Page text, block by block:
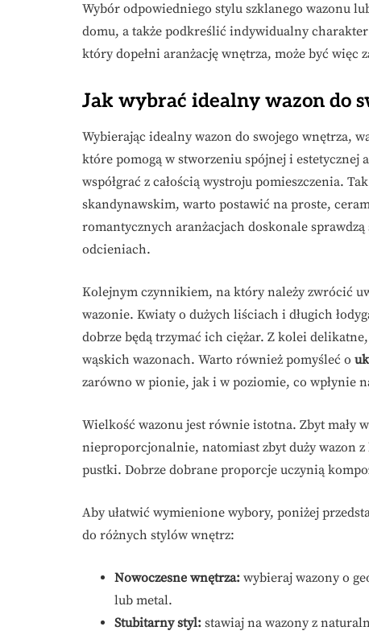
Wybór odpowiedniego stylu szklanego wazonu
domu, a także podkreślić indywidualny
który dopełni aranżację wnętrza, może być
Jak wybrać idealny wazon do
Wybierając idealny wazon do swojego wnętrza,
które pomogą w stworzeniu spójnej i estetycznej
współgrać z całością wystroju pomieszczenia.
skandynawskim, warto postawić na proste,
romantycznych aranżacjach doskonale
odcieniach.
Kolejnym czynnikiem, na który należy zwrócić
wazonie. Kwiaty o dużych liściach i długich
dobrze będą trzymać ich ciężar. Z kolei
wąskich wazonach. Warto również pomyśleć o
zarówno w pionie, jak i w poziomie, co wpłynie
Wielkość wazonu jest równie istotna. Zbyt mały
nieproporcjonalnie, natomiast zbyt duży wazon
pustki. Dobrze dobrane proporcje uczynią
Aby ułatwić wymienione wybory, poniżej
do różnych stylów wnętrz:
Nowoczesne wnętrza: wybieraj wazony o
lub metal.
Stubitarny styl: stawiaj na wazony z